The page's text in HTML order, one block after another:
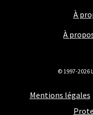
À
À
Mentions légales
© 1997-2026